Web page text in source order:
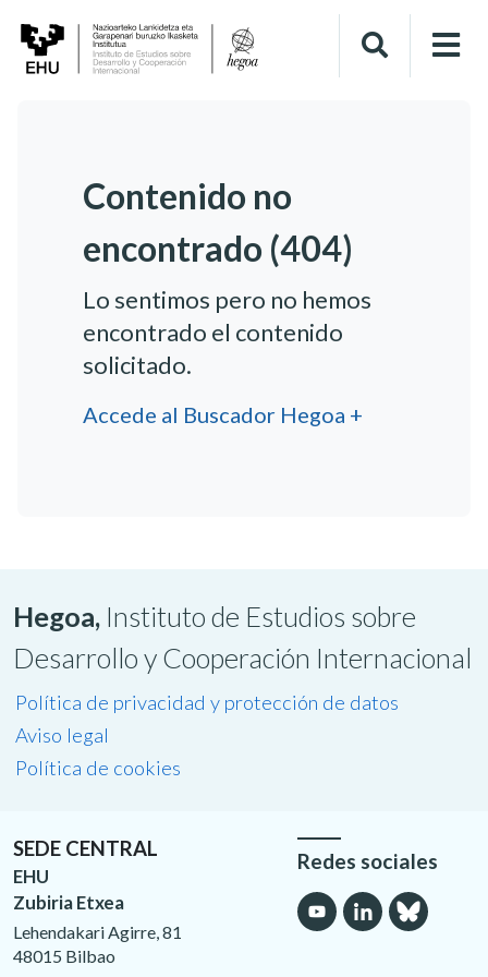
Contenido no
encontrado (404)
Lo sentimos pero no hemos
encontrado el contenido
solicitado.
Accede al Buscador Hegoa +
Hegoa, Instituto de Estudios sobre
Desarrollo y Cooperación Internacional
Política de privacidad y protección de datos
Aviso legal
Política de cookies
SEDE CENTRAL
EHU
Zubiria Etxea
Lehendakari Agirre, 81
48015 Bilbao
Redes sociales